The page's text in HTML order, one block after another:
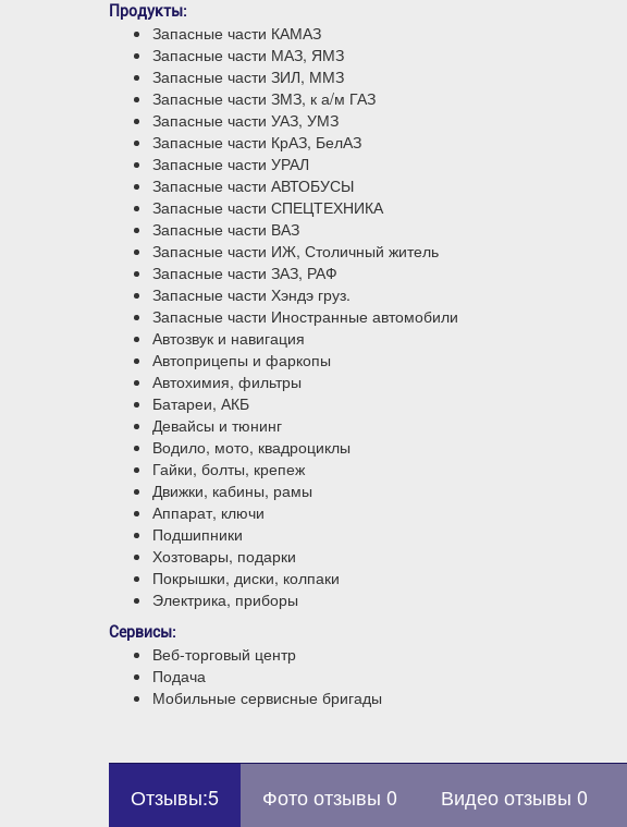
Продукты:
Запасные части КАМАЗ
Запасные части МАЗ, ЯМЗ
Запасные части ЗИЛ, ММЗ
Запасные части ЗМЗ, к а/м ГАЗ
Запасные части УАЗ, УМЗ
Запасные части КрАЗ, БелАЗ
Запасные части УРАЛ
Запасные части АВТОБУСЫ
Запасные части СПЕЦТЕХНИКА
Запасные части ВАЗ
Запасные части ИЖ, Столичный житель
Запасные части ЗАЗ, РАФ
Запасные части Хэндэ груз.
Запасные части Иностранные автомобили
Автозвук и навигация
Автоприцепы и фаркопы
Автохимия, фильтры
Батареи, АКБ
Девайсы и тюнинг
Водило, мото, квадроциклы
Гайки, болты, крепеж
Движки, кабины, рамы
Аппарат, ключи
Подшипники
Хозтовары, подарки
Покрышки, диски, колпаки
Электрика, приборы
Сервисы:
Веб-торговый центр
Подача
Мобильные сервисные бригады
Отзывы:5 Фото отзывы 0 Видео отзывы 0